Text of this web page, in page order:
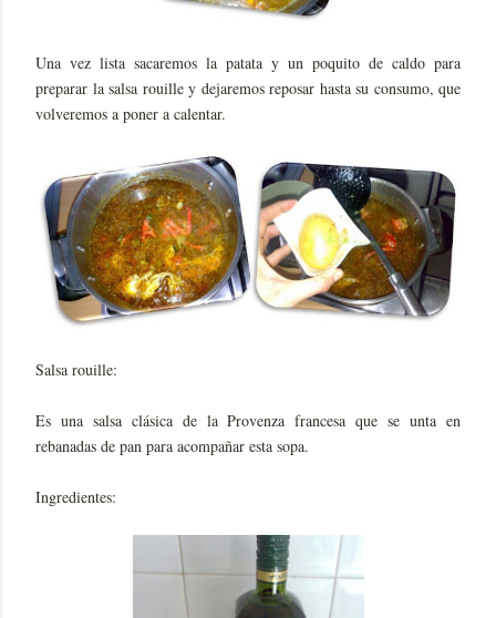
Una vez lista sacaremos la patata y un poquito de caldo para
preparar la salsa rouille y dejaremos reposar hasta su consumo, que
volveremos a poner a calentar.
Salsa rouille:
Es una salsa clásica de la Provenza francesa que se unta en
rebanadas de pan para acompañar esta sopa.
Ingredientes: